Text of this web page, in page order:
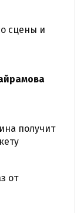
сцены и
получит
от